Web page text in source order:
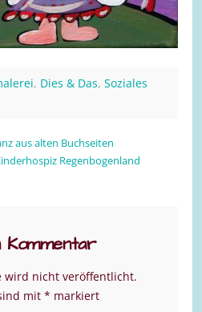
, Dies & Das, Soziales
aus alten Buchseiten
Regenbogenland
wird nicht veröffentlicht.
mit * markiert